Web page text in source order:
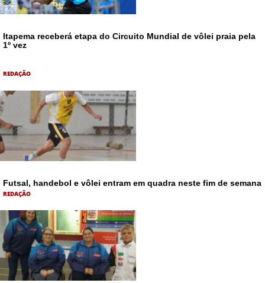
Itapema receberá etapa do Circuito Mundial de vôlei praia pela
1º vez
REDAÇÃO
Futsal, handebol e vôlei entram em quadra neste fim de semana
REDAÇÃO